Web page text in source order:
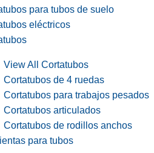
para tubos de suelo
eléctricos
View All Cortatubos
Cortatubos de 4 ruedas
Cortatubos para trabajos pesados
Cortatubos articulados
Cortatubos de rodillos anchos
para tubos